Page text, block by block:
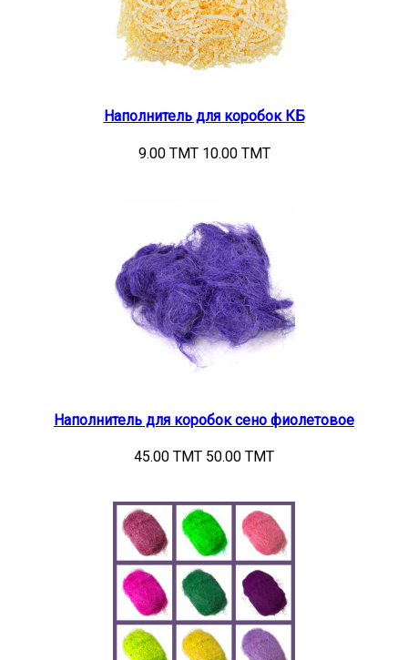
Наполнитель для коробок КБ
9.00 TMT 10.00 TMT
Наполнитель для коробок сено фиолетовое
45.00 TMT 50.00 TMT